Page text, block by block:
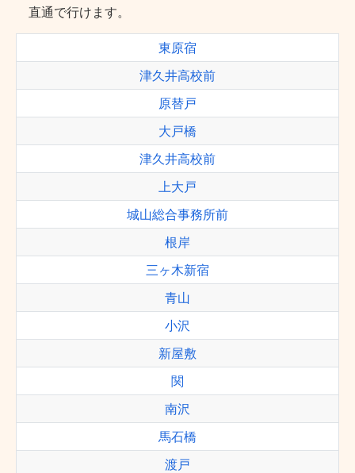
直通で行けます。
東原宿
津久井高校前
原替戸
大戸橋
津久井高校前
上大戸
城山総合事務所前
根岸
三ヶ木新宿
青山
小沢
新屋敷
関
南沢
馬石橋
渡戸